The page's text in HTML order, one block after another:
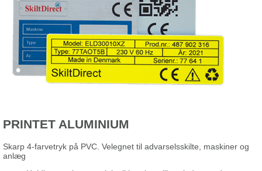
PRINTET ALUMINIUM
Skarp 4-farvetryk på PVC. Velegnet til advarselsskilte, maskiner og
anlæg